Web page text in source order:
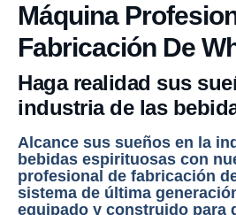
Máquina
Fabricación De
Haga realidad sus
industria de las
Alcance sus sueños en la
bebidas espirituosas con
profesional de fabricación
sistema de última
equipado y construido para